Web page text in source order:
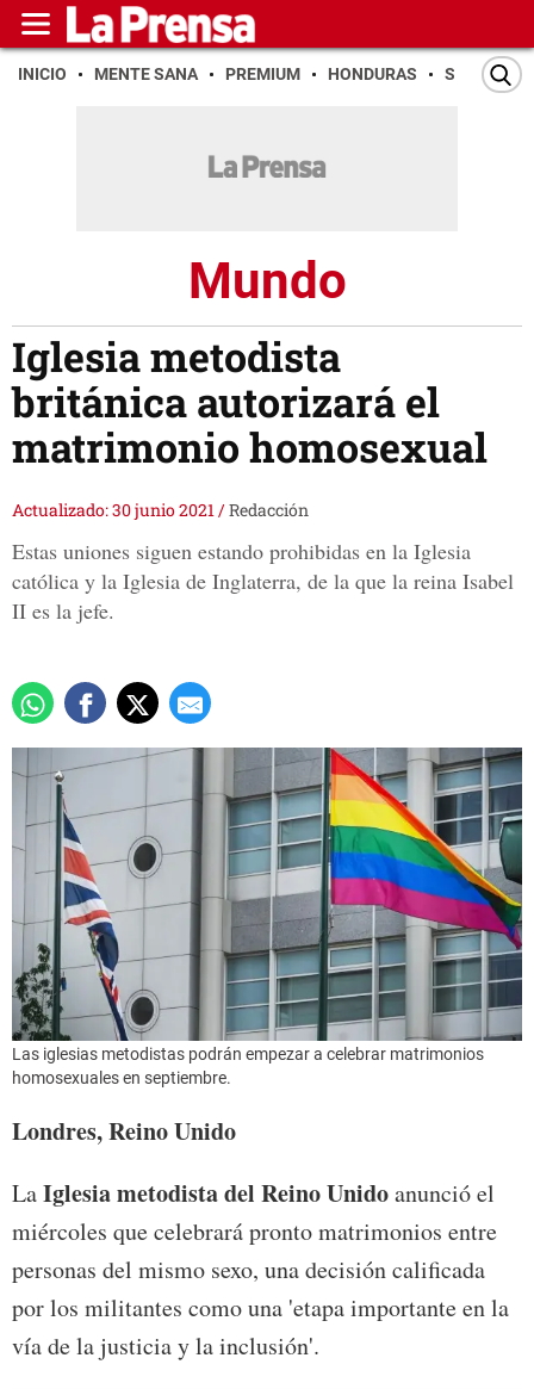
INICIO MENTE SANA PREMIUM HONDURAS SAN PEDRO
Mundo
Iglesia metodista
británica autorizará el
matrimonio homosexual
Actualizado: 30 junio 2021/Redacción
Estas uniones siguen estando prohibidas en la Iglesia
católica y la Iglesia de Inglaterra, de la que la reina Isabel
II es la jefe.
Las iglesias metodistas podrán empezar a celebrar matrimonios
homosexuales en septiembre.
Londres, Reino Unido
LaIglesia metodista del Reino Unidoanunció el
miércoles que celebrará pronto matrimonios entre
personas del mismo sexo, una decisión calificada
por los militantes como una 'etapa importante en la
vía de la justicia y la inclusión'.